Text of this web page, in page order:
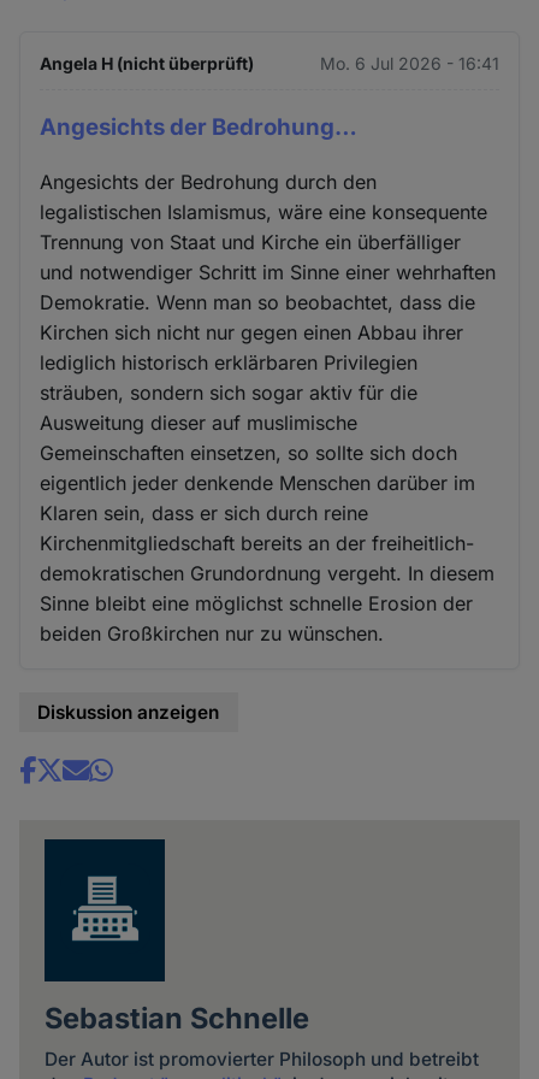
Angela H (nicht überprüft) Mo. 6 Jul 2026 - 16:41
Angesichts der Bedrohung…
Angesichts der Bedrohung durch den
legalistischen Islamismus, wäre eine konsequente
Trennung von Staat und Kirche ein überfälliger
und notwendiger Schritt im Sinne einer wehrhaften
Demokratie. Wenn man so beobachtet, dass die
Kirchen sich nicht nur gegen einen Abbau ihrer
lediglich historisch erklärbaren Privilegien
sträuben, sondern sich sogar aktiv für die
Ausweitung dieser auf muslimische
Gemeinschaften einsetzen, so sollte sich doch
eigentlich jeder denkende Menschen darüber im
Klaren sein, dass er sich durch reine
Kirchenmitgliedschaft bereits an der freiheitlich-
demokratischen Grundordnung vergeht. In diesem
Sinne bleibt eine möglichst schnelle Erosion der
beiden Großkirchen nur zu wünschen.
Diskussion anzeigen
Share
Sebastian Schnelle
Der Autor ist promovierter Philosoph und betreibt